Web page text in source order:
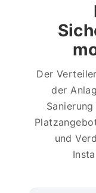
Der
der
und